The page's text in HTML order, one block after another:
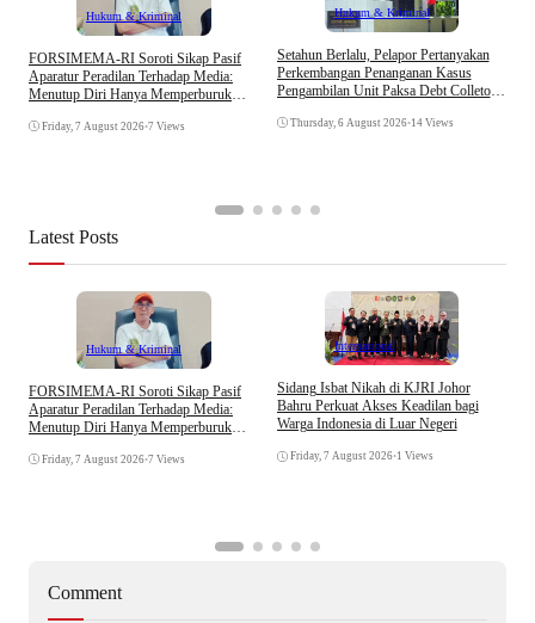
Hukum & Kriminal
​FORSIMEMA-RI Soroti Sikap Pasif
Aparatur Peradilan Terhadap Media:
Menutup Diri Hanya Memperburuk
Friday, 7 August 2026•7 Views
Hukum & Kriminal
Setahun Berlalu, Pelapor Pertanyakan
Perkembangan Penanganan Kasus
Pengambilan Unit Paksa Debt Colletor
Thursday, 6 August 2026•14 Views
Latest Posts
Hukum & Kriminal
​FORSIMEMA-RI Soroti Sikap Pasif
Aparatur Peradilan Terhadap Media:
Menutup Diri Hanya Memperburuk
Friday, 7 August 2026•7 Views
Internasional
Sidang Isbat Nikah di KJRI Johor
Bahru Perkuat Akses Keadilan bagi
Warga Indonesia di Luar Negeri
Friday, 7 August 2026•1 Views
Comment